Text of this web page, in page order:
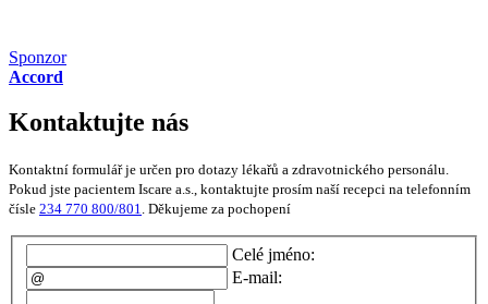
Sponzor
Accord
Kontaktujte nás
Kontaktní formulář je určen pro dotazy lékařů a zdravotnického personálu.
Pokud jste pacientem Iscare a.s., kontaktujte prosím naší recepci na telefonním
čísle 234 770 800/801. Děkujeme za pochopení
Celé jméno:
E-mail: